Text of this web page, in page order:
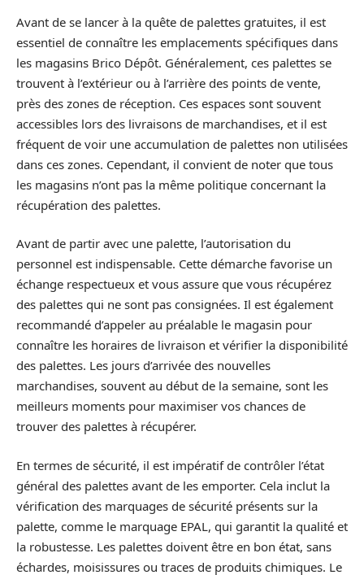
Avant de se lancer à la quête de palettes gratuites, il est
essentiel de connaître les emplacements spécifiques dans
les magasins Brico Dépôt. Généralement, ces palettes se
trouvent à l’extérieur ou à l’arrière des points de vente,
près des zones de réception. Ces espaces sont souvent
accessibles lors des livraisons de marchandises, et il est
fréquent de voir une accumulation de palettes non utilisées
dans ces zones. Cependant, il convient de noter que tous
les magasins n’ont pas la même politique concernant la
récupération des palettes.
Avant de partir avec une palette, l’autorisation du
personnel est indispensable. Cette démarche favorise un
échange respectueux et vous assure que vous récupérez
des palettes qui ne sont pas consignées. Il est également
recommandé d’appeler au préalable le magasin pour
connaître les horaires de livraison et vérifier la disponibilité
des palettes. Les jours d’arrivée des nouvelles
marchandises, souvent au début de la semaine, sont les
meilleurs moments pour maximiser vos chances de
trouver des palettes à récupérer.
En termes de sécurité, il est impératif de contrôler l’état
général des palettes avant de les emporter. Cela inclut la
vérification des marquages de sécurité présents sur la
palette, comme le marquage EPAL, qui garantit la qualité et
la robustesse. Les palettes doivent être en bon état, sans
échardes, moisissures ou traces de produits chimiques. Le